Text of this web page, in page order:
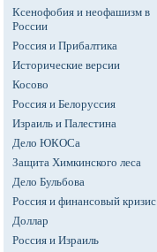
Ксенофобия и неофашизм в
России
Россия и Прибалтика
Исторические версии
Косово
Россия и Белоруссия
Израиль и Палестина
Дело ЮКОСа
Защита Химкинского леса
Дело Бульбова
Россия и финансовый кризис
Доллар
Россия и Израиль